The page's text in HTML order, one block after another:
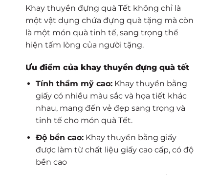
Khay thuyền đựng quà Tết không chỉ là
một vật dụng chứa đựng quà tặng mà còn
là một món quà tinh tế, sang trọng thể
hiện tấm lòng của người tặng.
Ưu điểm của khay thuyền đựng quà tết
Tính thẩm mỹ cao:Khay thuyền bằng
giấy có nhiều màu sắc và họa tiết khác
nhau, mang đến vẻ đẹp sang trọng và
tinh tế cho món quà Tết.
Độ bền cao:Khay thuyền bằng giấy
được làm từ chất liệu giấy cao cấp, có độ
bền cao